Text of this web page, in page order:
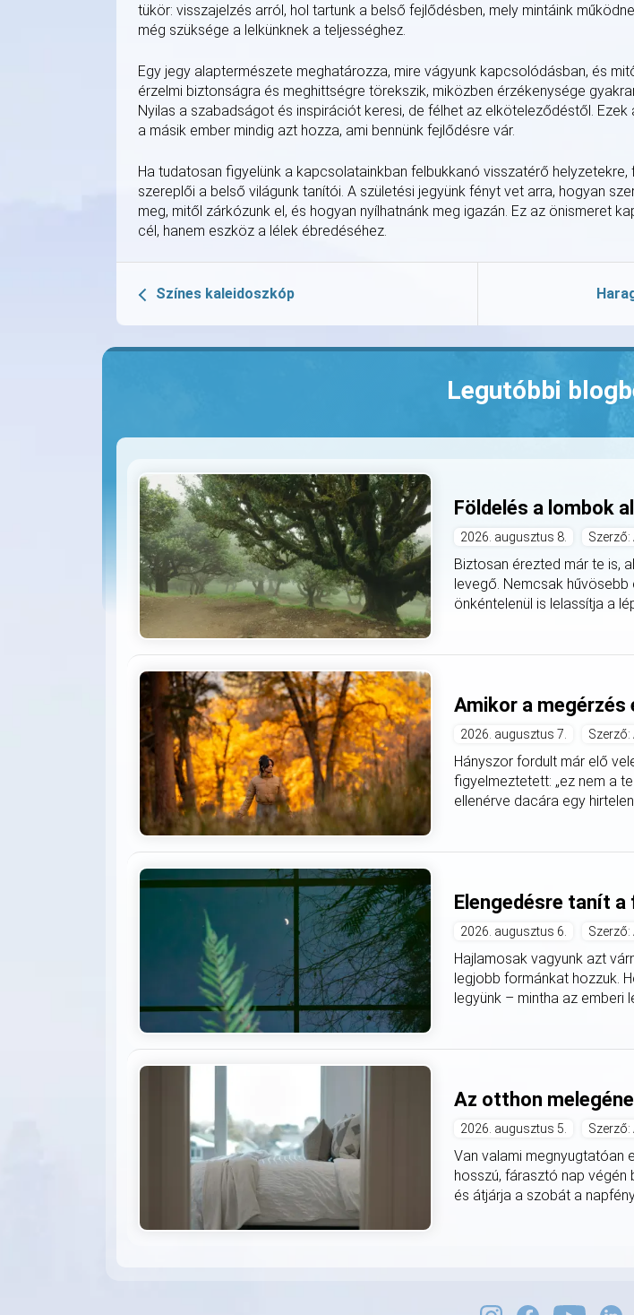
tükör: visszajelzés arról, hol tartunk a belső fejlődésben, mely mintáink
még szüksége a lelkünknek a teljességhez.
Egy jegy alaptermészete meghatározza, mire vágyunk kapcsolódásban, és
érzelmi biztonságra és meghittségre törekszik, miközben érzékenysége
Nyilas a szabadságot és inspirációt keresi, de félhet az elköteleződéstől. Ezek
a másik ember mindig azt hozza, ami bennünk fejlődésre vár.
Ha tudatosan figyelünk a kapcsolatainkban felbukkanó visszatérő helyzetekre,
szereplői a belső világunk tanítói. A születési jegyünk fényt vet arra, hogyan
meg, mitől zárkózunk el, és hogyan nyílhatnánk meg igazán. Ez az önismeret
cél, hanem eszköz a lélek ébredéséhez.
Színes kaleidoszkóp
Legutóbbi
Földelés a lombok
2026. augusztus 8.
Biztosan érezted már te is,
levegő. Nemcsak
önkéntelenül is lelassítja a
Amikor a megérzés
2026. augusztus 7.
Hányszor fordult már elő
figyelmeztetett: „ez nem a
ellenérve dacára egy
Elengedésre tanít a
2026. augusztus 6.
Hajlamosak vagyunk azt
legjobb formánkat hozzuk.
legyünk – mintha az emberi
Az otthon
2026. augusztus 5.
Van valami megnyugtatóan
hosszú, fárasztó nap végén
és átjárja a szobát a